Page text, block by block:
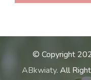
© Copyright
ABkwiaty. All